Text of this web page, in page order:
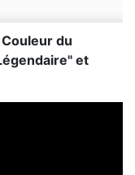
du
et